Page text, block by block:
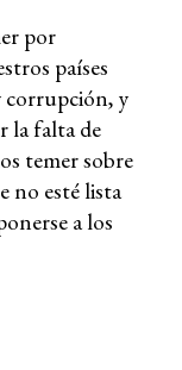
por
países
corrupción, y
la falta de
temer sobre
no esté lista
a los